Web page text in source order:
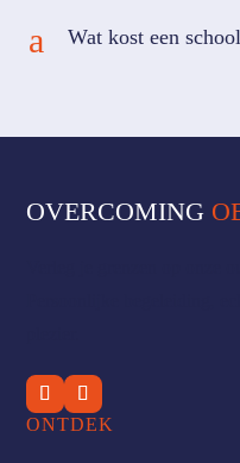
a Wat kost een
OVERCOMING
ONTDEK